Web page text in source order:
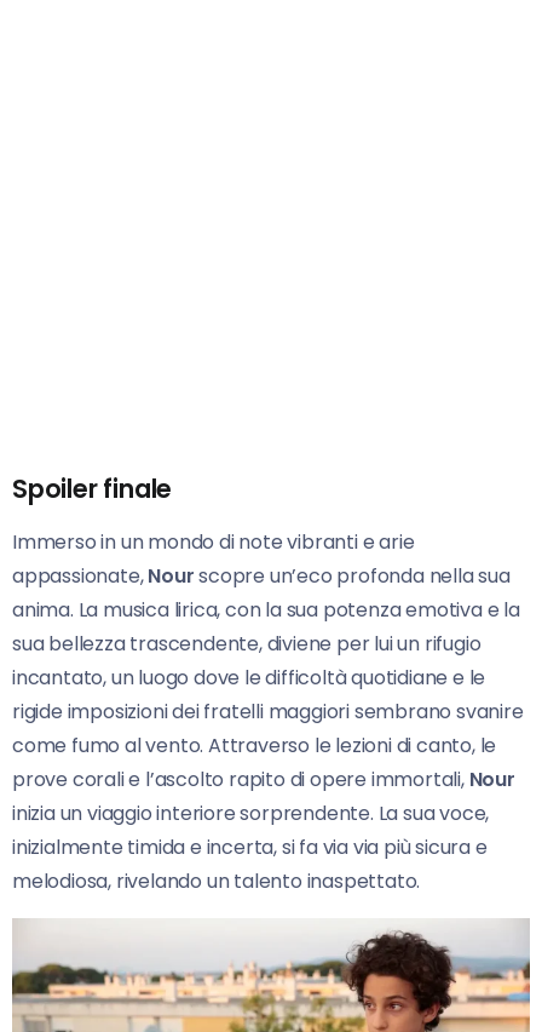
Spoiler finale
Immerso in un mondo di note vibranti e arie
appassionate,Nourscopre un’eco profonda nella sua
anima. La musica lirica, con la sua potenza emotiva e la
sua bellezza trascendente, diviene per lui un rifugio
incantato, un luogo dove le difficoltà quotidiane e le
rigide imposizioni dei fratelli maggiori sembrano svanire
come fumo al vento. Attraverso le lezioni di canto, le
prove corali e l’ascolto rapito di opere immortali, Nour
inizia un viaggio interiore sorprendente. La sua voce,
inizialmente timida e incerta, si fa via via più sicura e
melodiosa, rivelando un talento inaspettato.